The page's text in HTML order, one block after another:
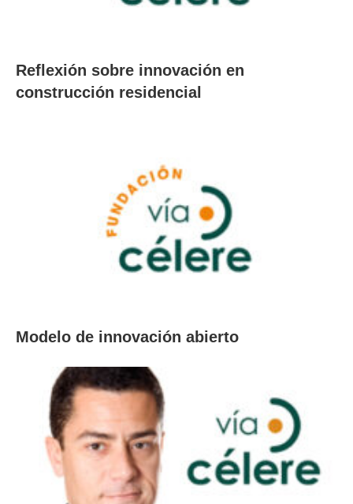
Reflexión sobre innovación en
construcción residencial
Modelo de innovación abierto